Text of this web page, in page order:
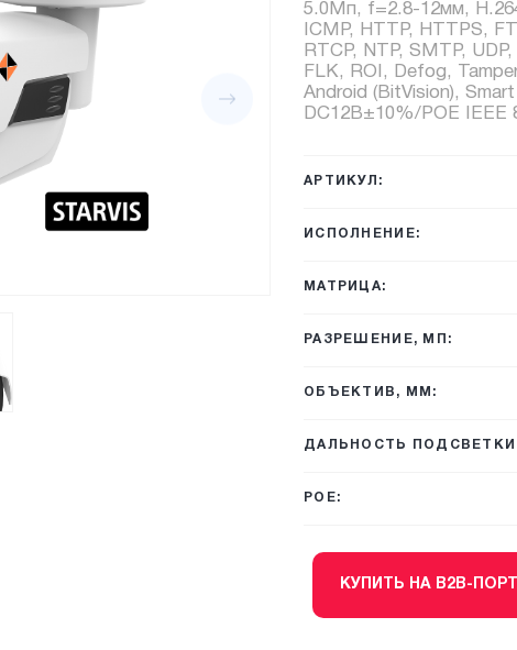
5.0Мп, f=2.8-12мм,
ICMP, HTTP, HTTPS,
RTCP, NTP, SMTP,
FLK, ROI, Defog,
Android (BitVision),
DC12В±10%/POE IEEE
АРТИКУЛ:
ИСПОЛНЕНИЕ:
МАТРИЦА:
РАЗРЕШЕНИЕ, МП:
ОБЪЕКТИВ, ММ:
ДАЛЬНОСТЬ
POE:
КУПИТЬ НА B2B-